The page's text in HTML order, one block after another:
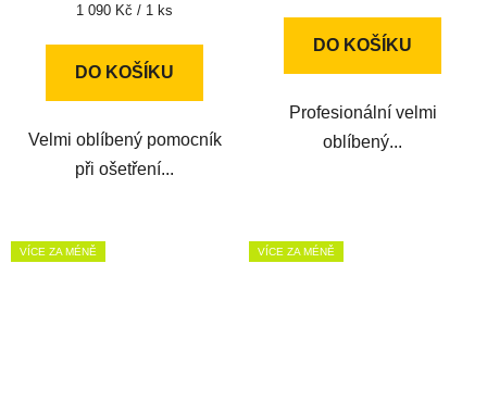
Měrná
1 090 Kč / 1 ks
DO KOŠÍKU
Velmi oblíbený pomocník
při ošetření...
DO KOŠÍKU
Profesionální velmi
oblíbený...
VÍCE ZA MÉNĚ VÍCE ZA MÉNĚ